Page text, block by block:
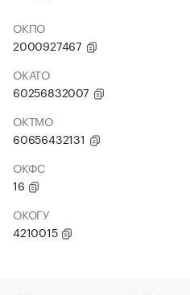
ОКПО
2000927467
ОКАТО
60256832007
ОКТМО
60656432131
ОКФС
16
ОКОГУ
4210015